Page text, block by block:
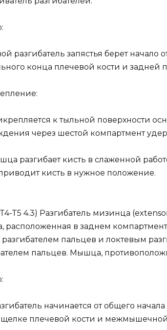
разгибатель запястья берет начало
конца плечевой кости и задней
к тыльной поверхности
через шестой компартмент
разгибает кисть в слаженной
кисть в нужное положение.
T5 4.3) Разгибатель мизинца
расположенная в заднем
пальцев и локтевым
пальцев. Мышца,
начинается от общего
плечевой кости и